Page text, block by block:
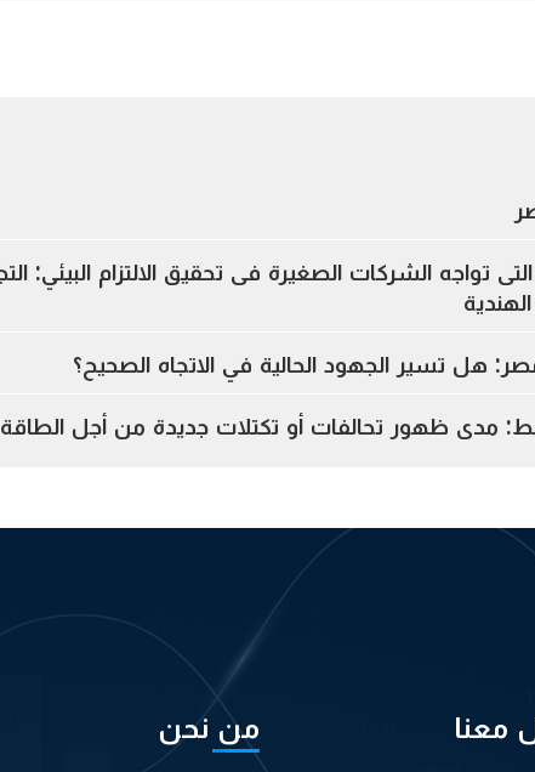
تواجه الشركات الصغيرة فى تحقيق الالتزام البيئي:
هل تسير الجهود الحالية في الاتجاه الصحيح؟
مدى ظهور تحالفات أو تكتلات جديدة من أجل الطاقة
معنا من نحن